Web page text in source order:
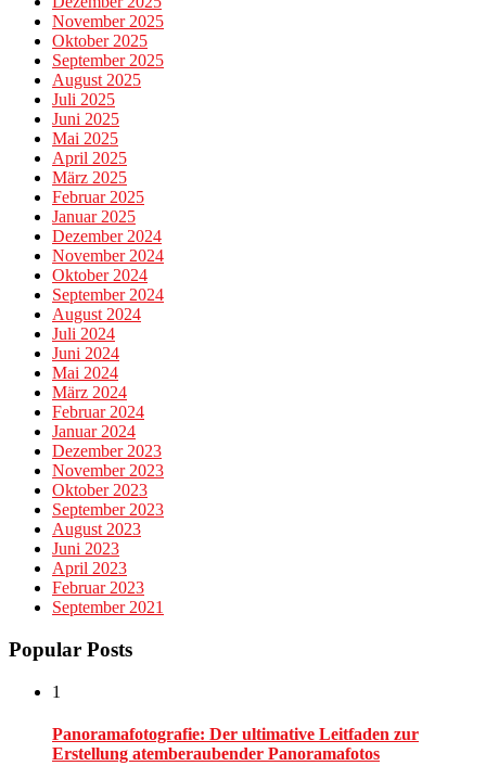
November 2025
Oktober 2025
September 2025
August 2025
Juli 2025
Juni 2025
Mai 2025
April 2025
März 2025
Februar 2025
Januar 2025
Dezember 2024
November 2024
Oktober 2024
September 2024
August 2024
Juli 2024
Juni 2024
Mai 2024
März 2024
Februar 2024
Januar 2024
Dezember 2023
November 2023
Oktober 2023
September 2023
August 2023
Juni 2023
April 2023
Februar 2023
September 2021
Popular Posts
1
Panoramafotografie: Der ultimative Leitfaden zur
Erstellung atemberaubender Panoramafotos